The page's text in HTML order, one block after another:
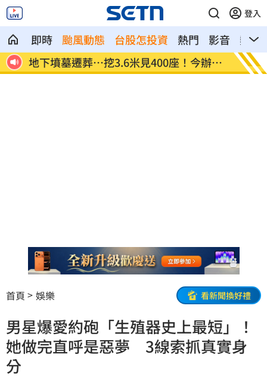
登入
即時 颱風動態 台股怎投資 熱門 影音
熱搜
寶
地下墳墓遷葬…挖3.6米見400座！今辦法
會
安以
首頁 娛樂 看新聞換好禮
男星爆愛約砲「生殖器史上最短」！
她做完直呼是惡夢 3線索抓真實身
分